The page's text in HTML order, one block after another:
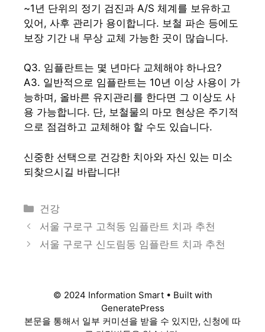
~1년 단위의 정기 검진과 A/S 체계를 보유하고
있어, 사후 관리가 용이합니다. 보철 파손 등에도
보장 기간 내 무상 교체 가능한 곳이 많습니다.
Q3. 임플란트는 몇 년마다 교체해야 하나요?
A3. 일반적으로 임플란트는 10년 이상 사용이 가
능하며, 올바른 유지관리를 한다면 그 이상도 사
용 가능합니다. 단, 보철물의 마모 현상은 주기적
으로 점검하고 교체해야 할 수도 있습니다.
신중한 선택으로 건강한 치아와 자신 있는 미소
되찾으시길 바랍니다!
카
테
고
리
건강
서울 구로구 고척동 임플란트 치과 추천
서울 구로구 신도림동 임플란트 치과 추천
© 2024 Information Smart • Built with
GeneratePress
본문을 통해서 일부 커미션을 받을 수 있지만, 신청에 따